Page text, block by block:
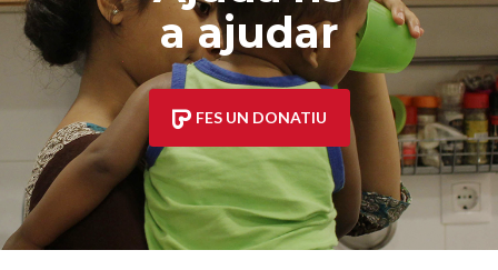
a ajudar
FES UN DONATIU